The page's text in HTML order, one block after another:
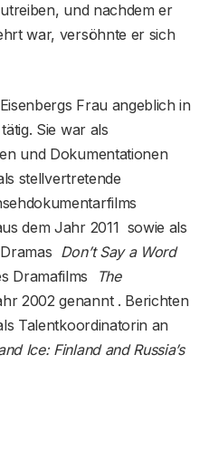
und nachdem er
war, versöhnte er sich
Frau angeblich in
Sie war als
und Dokumentationen
stellvertretende
dem Jahr 2011 sowie als
Don’t Say a Word
Dramafilms
The
2002 genannt . Berichten
Talentkoordinatorin an
Ice: Finland and Russia’s